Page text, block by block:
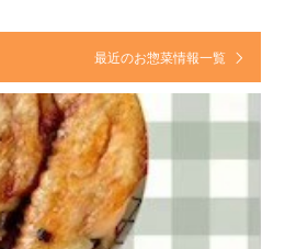
最近のお惣菜情報一覧